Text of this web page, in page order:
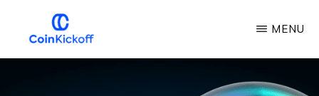
konten
KICKOFF
MENU